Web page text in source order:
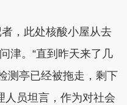
，此处核酸小屋从去
津。“直到昨天来了几
测亭已经被拖走，剩下
人员坦言，作为对社会